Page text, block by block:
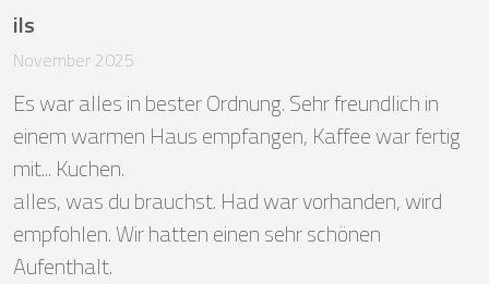
ils
November 2025
Es war alles in bester Ordnung. Sehr freundlich in
einem warmen Haus empfangen, Kaffee war fertig
mit... Kuchen.
alles, was du brauchst. Had war vorhanden, wird
empfohlen. Wir hatten einen sehr schönen
Aufenthalt.